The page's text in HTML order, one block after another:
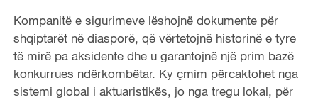
Kompanitë e sigurimeve lëshojnë dokumente për
shqiptarët në diasporë, që vërtetojnë historinë e tyre
të mirë pa aksidente dhe u garantojnë një prim bazë
konkurrues ndërkombëtar. Ky çmim përcaktohet nga
sistemi global i aktuaristikës, jo nga tregu lokal, për